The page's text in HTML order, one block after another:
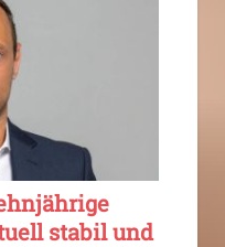
stabil und